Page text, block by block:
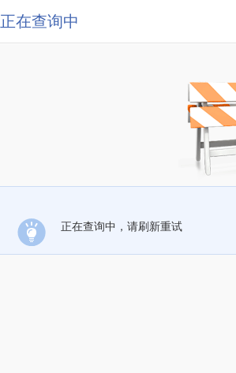
正在查询中
正在查询中，请刷新重试